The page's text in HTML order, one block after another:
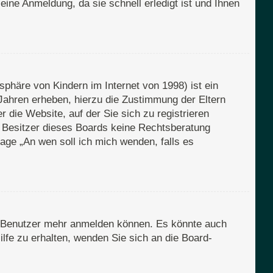
Anmeldung, da sie schnell erledigt ist und Ihnen
von Kindern im Internet von 1998) ist ein
erheben, hierzu die Zustimmung der Eltern
die Website, auf der Sie sich zu registrieren
dieses Boards keine Rechtsberatung
„An wen soll ich mich wenden, falls es
mehr anmelden können. Es könnte auch
zu erhalten, wenden Sie sich an die Board-